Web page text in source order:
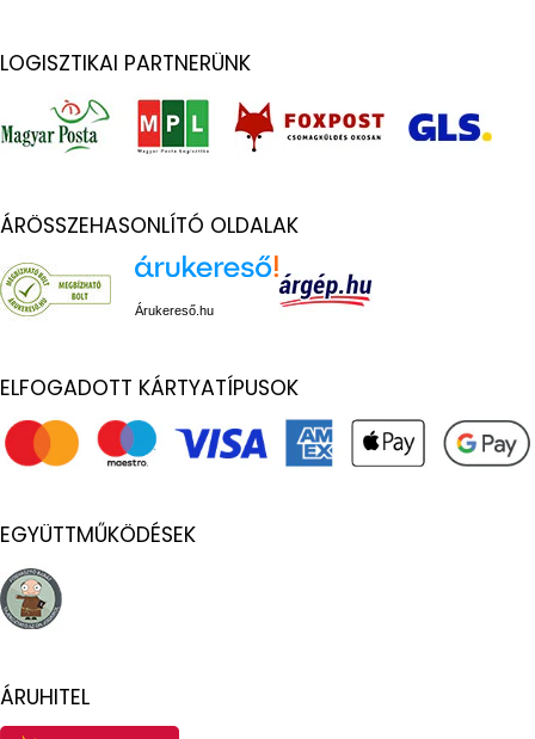
LOGISZTIKAI PARTNERÜNK
ÁRÖSSZEHASONLÍTÓ OLDALAK
Árukereső.hu
ELFOGADOTT KÁRTYATÍPUSOK
EGYÜTTMŰKÖDÉSEK
ÁRUHITEL